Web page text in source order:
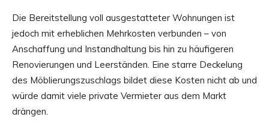
Die Bereitstellung voll ausgestatteter Wohnungen ist
jedoch mit erheblichen Mehrkosten verbunden – von
Anschaffung und Instandhaltung bis hin zu häufigeren
Renovierungen und Leerständen. Eine starre Deckelung
des Möblierungszuschlags bildet diese Kosten nicht ab und
würde damit viele private Vermieter aus dem Markt
drängen.